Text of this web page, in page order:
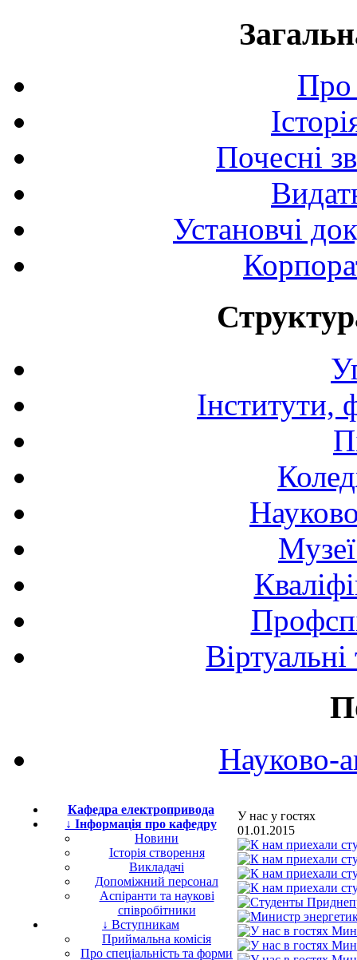
Про
Почесні
Установчі
Інститути,
Науково-
Кафедра електропривода
↓ Інформація про кафедру
Новини
Історія створення
Викладачі
Допоміжний персонал
Аспіранти та наукові
співробітники
↓ Вступникам
Приймальна комісія
Про спеціальність та форми
У нас у гостях
01.01.2015